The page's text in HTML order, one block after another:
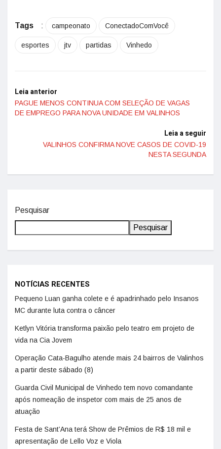
Tags : campeonato ConectadoComVocê
esportes jtv partidas Vinhedo
Leia anterior
PAGUE MENOS CONTINUA COM SELEÇÃO DE VAGAS
DE EMPREGO PARA NOVA UNIDADE EM VALINHOS
Leia a seguir
VALINHOS CONFIRMA NOVE CASOS DE COVID-19
NESTA SEGUNDA
Pesquisar
Pesquisar
NOTÍCIAS RECENTES
Pequeno Luan ganha colete e é apadrinhado pelo Insanos
MC durante luta contra o câncer
Ketlyn Vitória transforma paixão pelo teatro em projeto de
vida na Cia Jovem
Operação Cata-Bagulho atende mais 24 bairros de Valinhos
a partir deste sábado (8)
Guarda Civil Municipal de Vinhedo tem novo comandante
após nomeação de inspetor com mais de 25 anos de
atuação
Festa de Sant’Ana terá Show de Prêmios de R$ 18 mil e
apresentação de Lello Voz e Viola